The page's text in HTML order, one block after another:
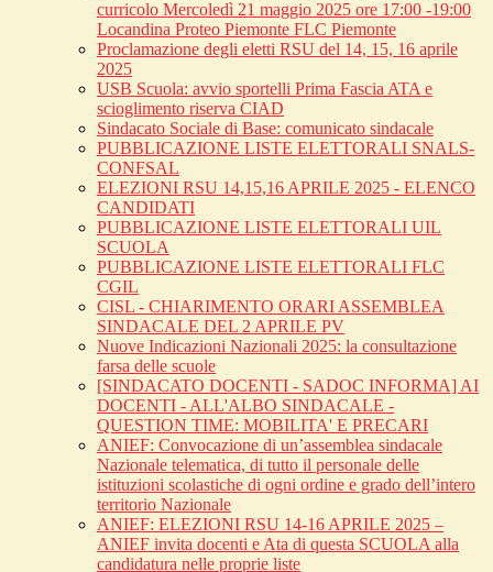
curricolo Mercoledì 21 maggio 2025 ore 17:00 -19:00
Locandina Proteo Piemonte FLC Piemonte
Proclamazione degli eletti RSU del 14, 15, 16 aprile
2025
USB Scuola: avvio sportelli Prima Fascia ATA e
scioglimento riserva CIAD
Sindacato Sociale di Base: comunicato sindacale
PUBBLICAZIONE LISTE ELETTORALI SNALS-
CONFSAL
ELEZIONI RSU 14,15,16 APRILE 2025 - ELENCO
CANDIDATI
PUBBLICAZIONE LISTE ELETTORALI UIL
SCUOLA
PUBBLICAZIONE LISTE ELETTORALI FLC
CGIL
CISL - CHIARIMENTO ORARI ASSEMBLEA
SINDACALE DEL 2 APRILE PV
Nuove Indicazioni Nazionali 2025: la consultazione
farsa delle scuole
[SINDACATO DOCENTI - SADOC INFORMA] AI
DOCENTI - ALL'ALBO SINDACALE -
QUESTION TIME: MOBILITA' E PRECARI
ANIEF: Convocazione di un’assemblea sindacale
Nazionale telematica, di tutto il personale delle
istituzioni scolastiche di ogni ordine e grado dell’intero
territorio Nazionale
ANIEF: ELEZIONI RSU 14-16 APRILE 2025 –
ANIEF invita docenti e Ata di questa SCUOLA alla
candidatura nelle proprie liste